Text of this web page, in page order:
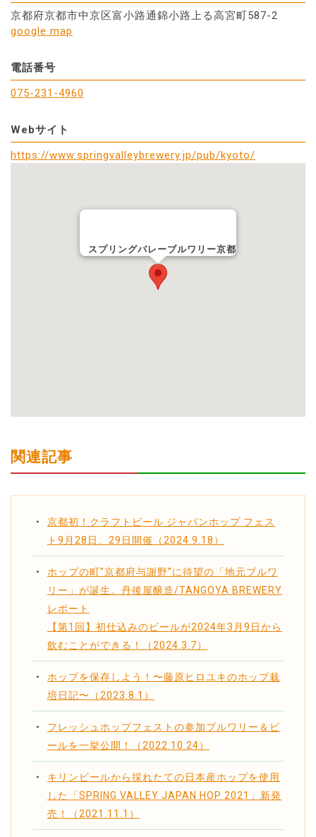
京都府京都市中京区富小路通錦小路上る高宮町587-2
google map
電話番号
075-231-4960
Webサイト
https://www.springvalleybrewery.jp/pub/kyoto/
スプリングバレーブルワリー京都
関連記事
京都初！クラフトビール ジャパンホップ フェス
ト9月28日、29日開催（2024.9.18）
ホップの町”京都府与謝野”に待望の「地元ブルワ
リー」が誕生。丹後屋醸造/TANGOYA BREWERY
レポート
【第1回】初仕込みのビールが2024年3月9日から
飲むことができる！（2024.3.7）
ホップを保存しよう！〜藤原ヒロユキのホップ栽
培日記〜（2023.8.1）
フレッシュホップフェストの参加ブルワリー＆ビ
ールを一挙公開！（2022.10.24）
キリンビールから採れたての日本産ホップを使用
した「SPRING VALLEY JAPAN HOP 2021」新発
売！（2021.11.1）